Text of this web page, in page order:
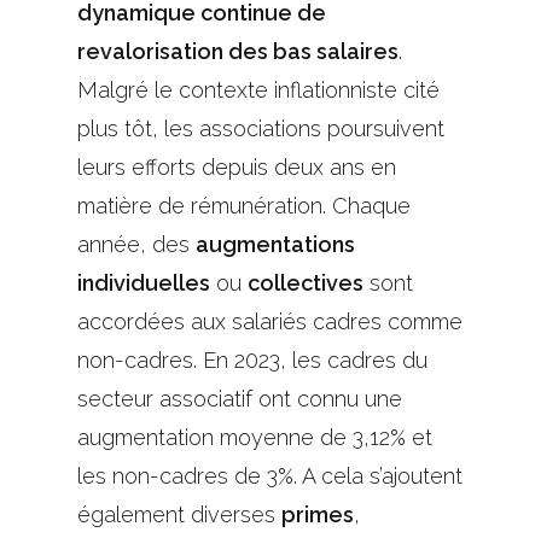
dynamique continue de
revalorisation des bas salaires.
Malgré le contexte inflationniste cité
plus tôt, les associations poursuivent
leurs efforts depuis deux ans en
matière de rémunération. Chaque
année, des augmentations
individuelles ou collectives sont
accordées aux salariés cadres comme
non-cadres. En 2023, les cadres du
secteur associatif ont connu une
augmentation moyenne de 3,12% et
les non-cadres de 3%. A cela s’ajoutent
également diverses primes,